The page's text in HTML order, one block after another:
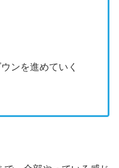
ウンを進めていく